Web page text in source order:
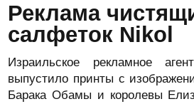
Реклама
салфеток Nikol
Израильское рекламное
выпустило принты с
Барака Обамы и королевы